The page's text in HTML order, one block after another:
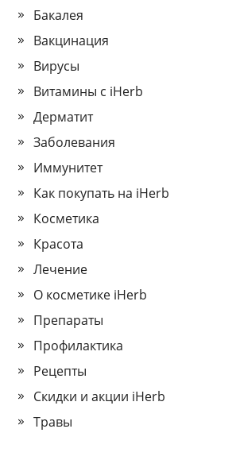
Бакалея
Вакцинация
Вирусы
Витамины с iHerb
Дерматит
Заболевания
Иммунитет
Как покупать на iHerb
Косметика
Красота
Лечение
О косметике iHerb
Препараты
Профилактика
Рецепты
Скидки и акции iHerb
Травы